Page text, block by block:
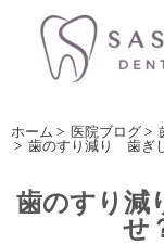
ホーム > 医院ブログ >
> 歯のすり減り 歯ぎ
歯のすり
せ